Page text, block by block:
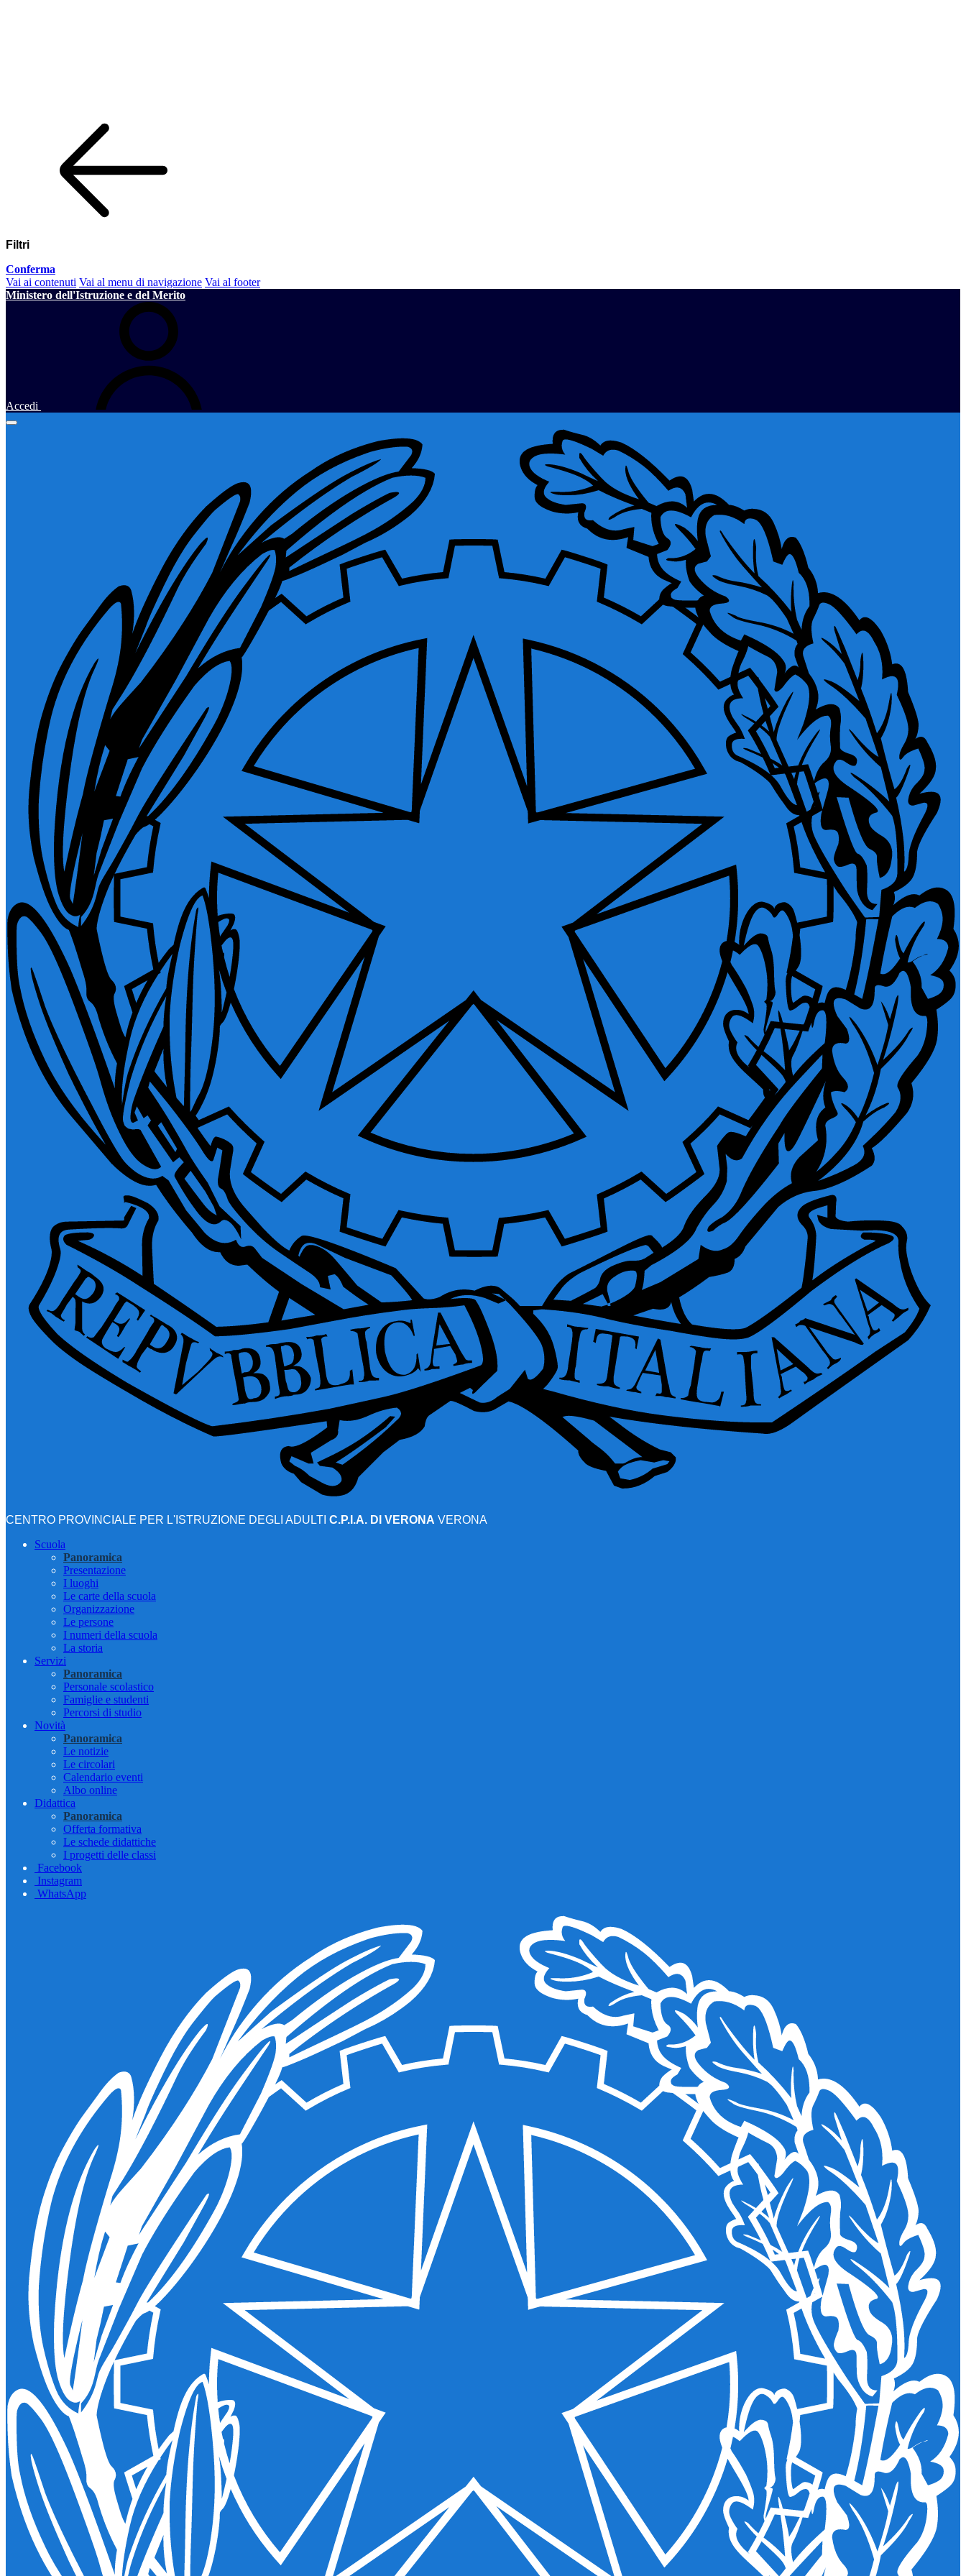
Filtri
Conferma
Vai ai contenuti Vai al menu di navigazione Vai al footer
Ministero dell'Istruzione e del Merito
Accedi
CENTRO PROVINCIALE PER L'ISTRUZIONE DEGLI ADULTI C.P.I.A. DI VERONA VERONA
Scuola
Panoramica
Presentazione
I luoghi
Le carte della scuola
Organizzazione
Le persone
I numeri della scuola
La storia
Servizi
Panoramica
Personale scolastico
Famiglie e studenti
Percorsi di studio
Novità
Panoramica
Le notizie
Le circolari
Calendario eventi
Albo online
Didattica
Panoramica
Offerta formativa
Le schede didattiche
I progetti delle classi
Facebook
Instagram
WhatsApp